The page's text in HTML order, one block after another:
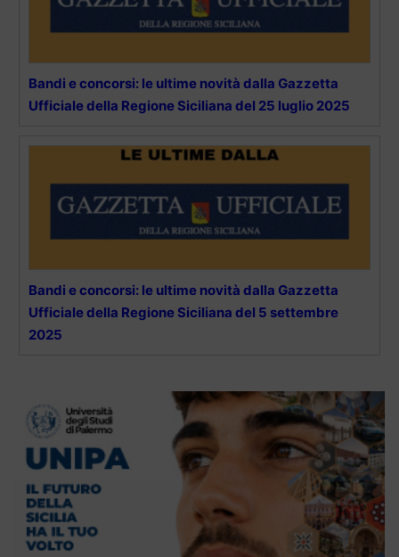
Bandi e concorsi: le ultime novità dalla Gazzetta
Ufficiale della Regione Siciliana del 25 luglio 2025
Bandi e concorsi: le ultime novità dalla Gazzetta
Ufficiale della Regione Siciliana del 5 settembre
2025